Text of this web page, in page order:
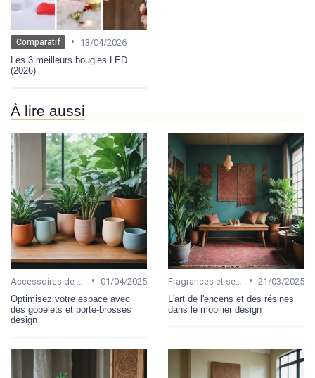
Comparatif •
13/04/2026
Les 3 meilleurs bougies LED
(2026)
À lire aussi
• 01/04/2025
Optimisez votre espace avec
des gobelets et porte-brosses
design
• 21/03/2025
L'art de l'encens et des résines
dans le mobilier design